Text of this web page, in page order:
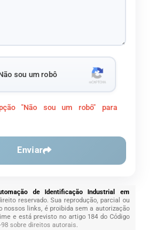
sou um robô
"Não sou um robô" para
Enviar
de Identificação Industrial em
reservado. Sua reprodução, parcial ou
nossos links, é proibida sem a autorização
e está previsto no artigo 184 do Código
98 sobre direitos autorais.